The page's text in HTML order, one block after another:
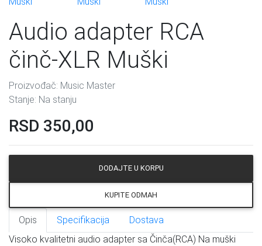
Audio adapter RCA
činč-XLR Muški
Proizvođač: Music Master
Stanje: Na stanju
RSD 350,00
DODAJTE U KORPU
KUPITE ODMAH
Opis Specifikacija
Dostava
Visoko kvalitetni audio adapter sa Činča(RCA) Na muški